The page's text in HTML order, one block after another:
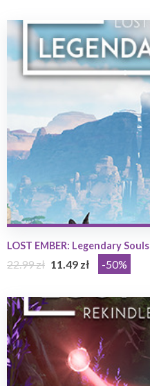
LOST EMBER: Legendary Souls
22.99 zł 11.49 zł -50%